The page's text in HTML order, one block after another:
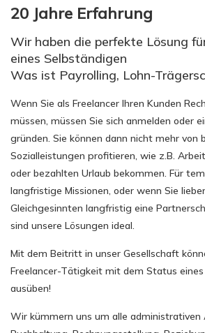
20 Jahre Erfahrung
Wir haben die perfekte Lösung
eines Selbständigen
Was ist Payrolling, Lohn-
Wenn Sie als Freelancer Ihren Kunden
müssen, müssen Sie sich anmelden oder
gründen. Sie können dann nicht mehr von
Sozialleistungen profitieren, wie z.B.
oder bezahlten Urlaub bekommen. Für
langfristige Missionen, oder wenn Sie
Gleichgesinnten langfristig eine
sind unsere Lösungen ideal.
Mit dem Beitritt in unser Gesellschaft
Freelancer-Tätigkeit mit dem Status
ausüben!
Wir kümmern uns um alle administrativen